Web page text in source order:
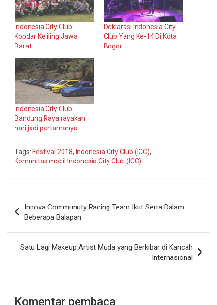
Indonesia City Club
Kopdar Keliling Jawa
Barat
Deklarasi Indonesia City
Club Yang Ke-14 Di Kota
Bogor
Indonesia City Club
Bandung Raya rayakan
hari jadi pertamanya
Tags: Festival 2018, Indonesia City Club (ICC),
Komunitas mobil Indonesia City Club (ICC)
pos
Innova Communuty Racing Team Ikut Serta Dalam
Beberapa Balapan
Satu Lagi Makeup Artist Muda yang Berkibar di Kancah
Internasional
Komentar pembaca